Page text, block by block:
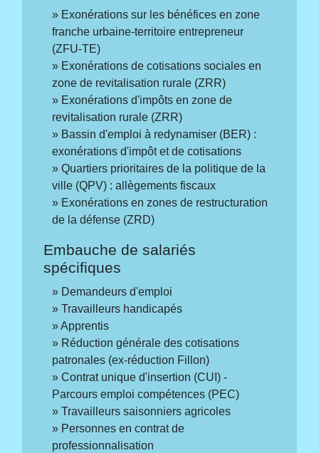
Exonérations sur les bénéfices en zone
franche urbaine-territoire entrepreneur
(ZFU-TE)
Exonérations de cotisations sociales en
zone de revitalisation rurale (ZRR)
Exonérations d'impôts en zone de
revitalisation rurale (ZRR)
Bassin d'emploi à redynamiser (BER) :
exonérations d'impôt et de cotisations
Quartiers prioritaires de la politique de la
ville (QPV) : allègements fiscaux
Exonérations en zones de restructuration
de la défense (ZRD)
Embauche de salariés
spécifiques
Demandeurs d'emploi
Travailleurs handicapés
Apprentis
Réduction générale des cotisations
patronales (ex-réduction Fillon)
Contrat unique d'insertion (CUI) -
Parcours emploi compétences (PEC)
Travailleurs saisonniers agricoles
Personnes en contrat de
professionnalisation